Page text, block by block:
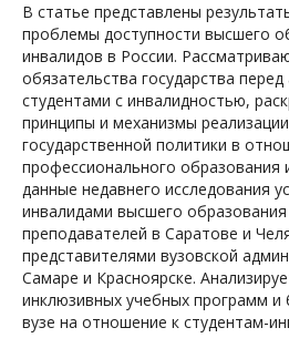
В статье представлены
проблемы доступности высшего
инвалидов в России.
обязательства государства
студентами с инвалидностью,
принципы и механизмы
государственной политики в
профессионального образования
данные недавнего исследования
инвалидами высшего
преподавателей в Саратове и
представителями вузовской
Самаре и Красноярске.
инклюзивных учебных программ и
вузе на отношение к студентам-